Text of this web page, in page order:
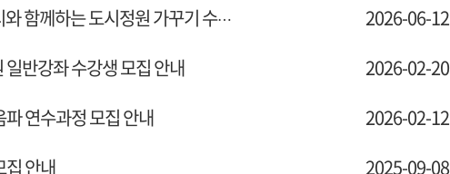
완료_(모집)2026학년도 성남시와 함께하는 도시정원 가꾸기 수강생 모집 안내
2026-06-12
반강좌 수강생 모집 안내
2026-02-20
연수과정 모집 안내
2026-02-12
안내
2025-09-08